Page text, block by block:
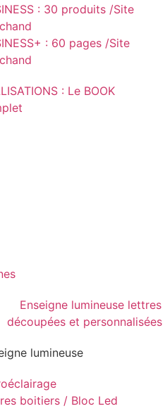
: 30 produits /Site
: 60 pages /Site
: Le BOOK
lumineuse
boitiers / Bloc Led